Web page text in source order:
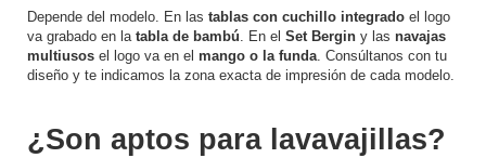
Depende del modelo. En las tablas con cuchillo integrado el logo
va grabado en la tabla de bambú. En el Set Bergin y las navajas
multiusos el logo va en el mango o la funda. Consúltanos con tu
diseño y te indicamos la zona exacta de impresión de cada modelo.
¿Son aptos para lavavajillas?